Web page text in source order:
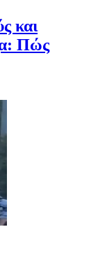
και
Πώς